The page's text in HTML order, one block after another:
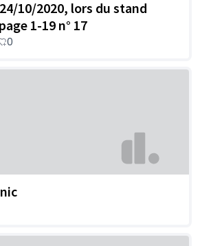
10/2020, lors du stand
1-19 n° 17
0